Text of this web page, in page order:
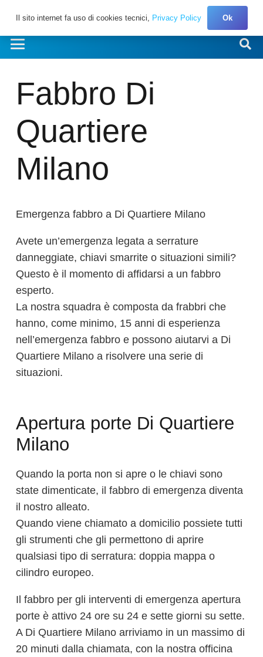
Fabbro Di
Quartiere
Milano
Emergenza fabbro a Di Quartiere Milano
Avete un’emergenza legata a serrature
danneggiate, chiavi smarrite o situazioni simili?
Questo è il momento di affidarsi a un fabbro
esperto.
La nostra squadra è composta da frabbri che
hanno, come minimo, 15 anni di esperienza
nell’emergenza fabbro e possono aiutarvi a Di
Quartiere Milano a risolvere una serie di
situazioni.
Apertura porte Di Quartiere
Milano
Quando la porta non si apre o le chiavi sono
state dimenticate, il fabbro di emergenza diventa
il nostro alleato.
Quando viene chiamato a domicilio possiete tutti
gli strumenti che gli permettono di aprire
qualsiasi tipo di serratura: doppia mappa o
cilindro europeo.
Il fabbro per gli interventi di emergenza apertura
porte è attivo 24 ore su 24 e sette giorni su sette.
A Di Quartiere Milano arriviamo in un massimo di
20 minuti dalla chiamata, con la nostra officina
Il sito internet fa uso di cookies tecnici, Privacy Policy Ok